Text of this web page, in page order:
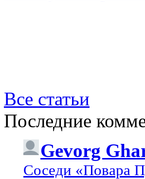
Все статьи
Последние
Gevorg
Соседи «Повара